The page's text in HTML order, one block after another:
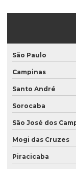
Fornecedor de saco
Indústria de saco
Lacres
Mão de obra de saco
Plástico gofrado
Plástico gofrado
Plástico gofrado
São Paulo
Campinas
Santo André
Sorocaba
São José dos
Mogi das Cruzes
Piracicaba